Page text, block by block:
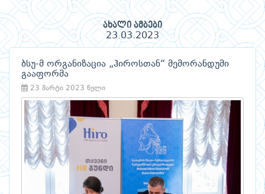
ახალი ამბები
23.03.2023
ბსუ-მ ორგანიზაცია „ჰიროსთან“ მემორანდუმი
გააფორმა
23 მარტი 2023 წელი